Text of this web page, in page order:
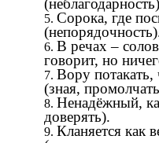
Сорока, где
В речах –
говорит, но
Вору
(зная,
Ненадёжный,
доверять).
Кланяется как